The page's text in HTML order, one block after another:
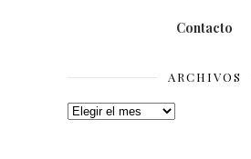
Contacto
ARCHIVOS
Archivos